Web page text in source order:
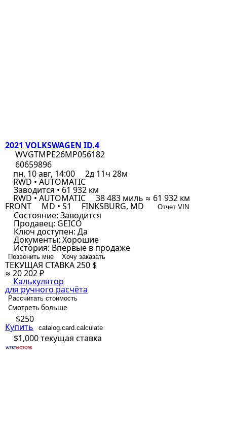
2021 VOLKSWAGEN ID.4
WVGTMPE26MP056182
60659896
пн, 10 авг, 14:00
2д 11ч 28м
RWD • AUTOMATIC
Заводится • 61 932 км
RWD • AUTOMATIC 38 483 миль ≈ 61 932 км
FRONT MD • S1 FINKSBURG, MD Отчет VIN
Состояние: Заводится
Продавец: GEICO
Ключ доступен: Да
Документы: Хорошие
История: Впервые в продаже
Позвонить мне Хочу заказать
ТЕКУЩАЯ СТАВКА250 $
≈ 20 202 ₽
Калькулятор
для ручного расчёта
Рассчитать стоимость
Смотреть больше
$250
Купить catalog.card.calculate
$1,000текущая ставка